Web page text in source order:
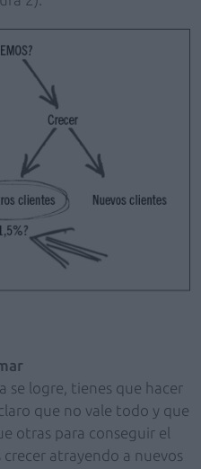
se logre, tienes que hacer
que no vale todo y que
otras para conseguir el
atrayendo a nuevos